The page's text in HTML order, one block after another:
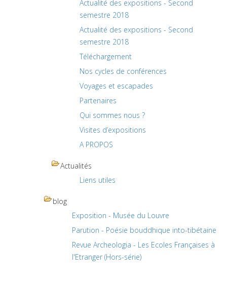
Actualité des expositions - Second
semestre 2018
Actualité des expositions - Second
semestre 2018
Téléchargement
Nos cycles de conférences
Voyages et escapades
Partenaires
Qui sommes nous ?
Visites d’expositions
A PROPOS
Actualités
Liens utiles
blog
Exposition - Musée du Louvre
Parution - Poésie bouddhique into-tibétaine
Revue Archeologia - Les Ecoles Françaises à
l'Etranger (Hors-série)